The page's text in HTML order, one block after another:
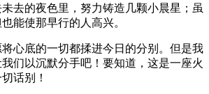
去的夜色里，努力铸造几颗小晨星；虽
能使那早行的人高兴。
底的一切都揉进今日的分别。但是我
们以沉默分手吧！要知道，这是一座火
话别！